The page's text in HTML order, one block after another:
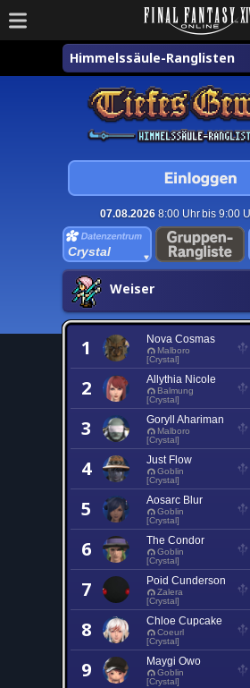
Himmelssäule-Ranglisten
07.08.20268:00 Uhr bis 9:00
Crystal
Weiser
1 Nova Cosmas
Malboro
[Crystal]
2 Allythia Nicole
Balmung
[Crystal]
3 Goryll Ahariman
Malboro
[Crystal]
4 Just Flow
Goblin
[Crystal]
5 Aosarc Blur
Goblin
[Crystal]
6 The Condor
Goblin
[Crystal]
7 Poid Cunderson
Zalera
[Crystal]
8 Chloe Cupcake
Coeurl
[Crystal]
9 Maygi Owo
Goblin
[Crystal]